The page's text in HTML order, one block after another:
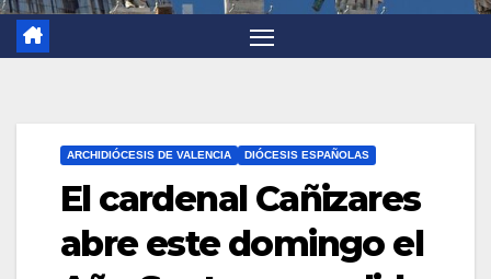
ARCHIDIÓCESIS DE VALENCIA DIÓCESIS ESPAÑOLAS
El cardenal Cañizares
abre este domingo el